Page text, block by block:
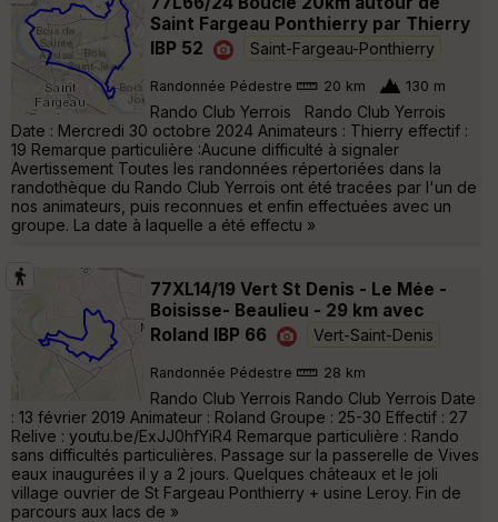
Saint Fargeau Ponthierry par Thierry
IBP 52
Saint-Fargeau-Ponthierry
Randonnée Pédestre 20 km 130 m
Rando Club Yerrois Rando Club Yerrois
Date : Mercredi 30 octobre 2024 Animateurs : Thierry effectif :
19 Remarque particulière :Aucune difficulté à signaler
Avertissement Toutes les randonnées répertoriées dans la
randothèque du Rando Club Yerrois ont été tracées par l'un de
nos animateurs, puis reconnues et enfin effectuées avec un
groupe. La date à laquelle a été effectu »
77XL14/19 Vert St Denis - Le Mée -
Boisisse- Beaulieu - 29 km avec
Roland IBP 66
Vert-Saint-Denis
Randonnée Pédestre 28 km
Rando Club Yerrois Rando Club Yerrois Date
: 13 février 2019 Animateur : Roland Groupe : 25-30 Effectif : 27
Relive : youtu.be/ExJJ0hfYiR4 Remarque particulière : Rando
sans difficultés particulières. Passage sur la passerelle de Vives
eaux inaugurées il y a 2 jours. Quelques châteaux et le joli
village ouvrier de St Fargeau Ponthierry + usine Leroy. Fin de
parcours aux lacs de »